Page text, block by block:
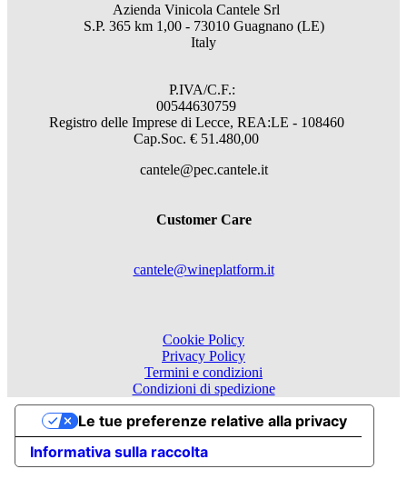
Azienda Vinicola Cantele Srl
S.P. 365 km 1,00 - 73010 Guagnano (LE)
Italy
P.IVA/C.F.:
00544630759
Registro delle Imprese di Lecce, REA:LE - 108460
Cap.Soc. € 51.480,00
cantele@pec.cantele.it
Customer Care
cantele@wineplatform.it
Cookie Policy
Privacy Policy
Termini e condizioni
Condizioni di spedizione
Informativa sulla raccolta
Le tue preferenze relative alla privacy